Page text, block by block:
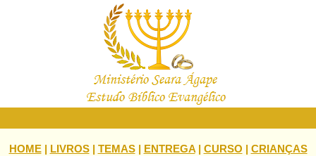
HOME| LIVROS| TEMAS| ENTREGA| CURSO | CRIANÇAS